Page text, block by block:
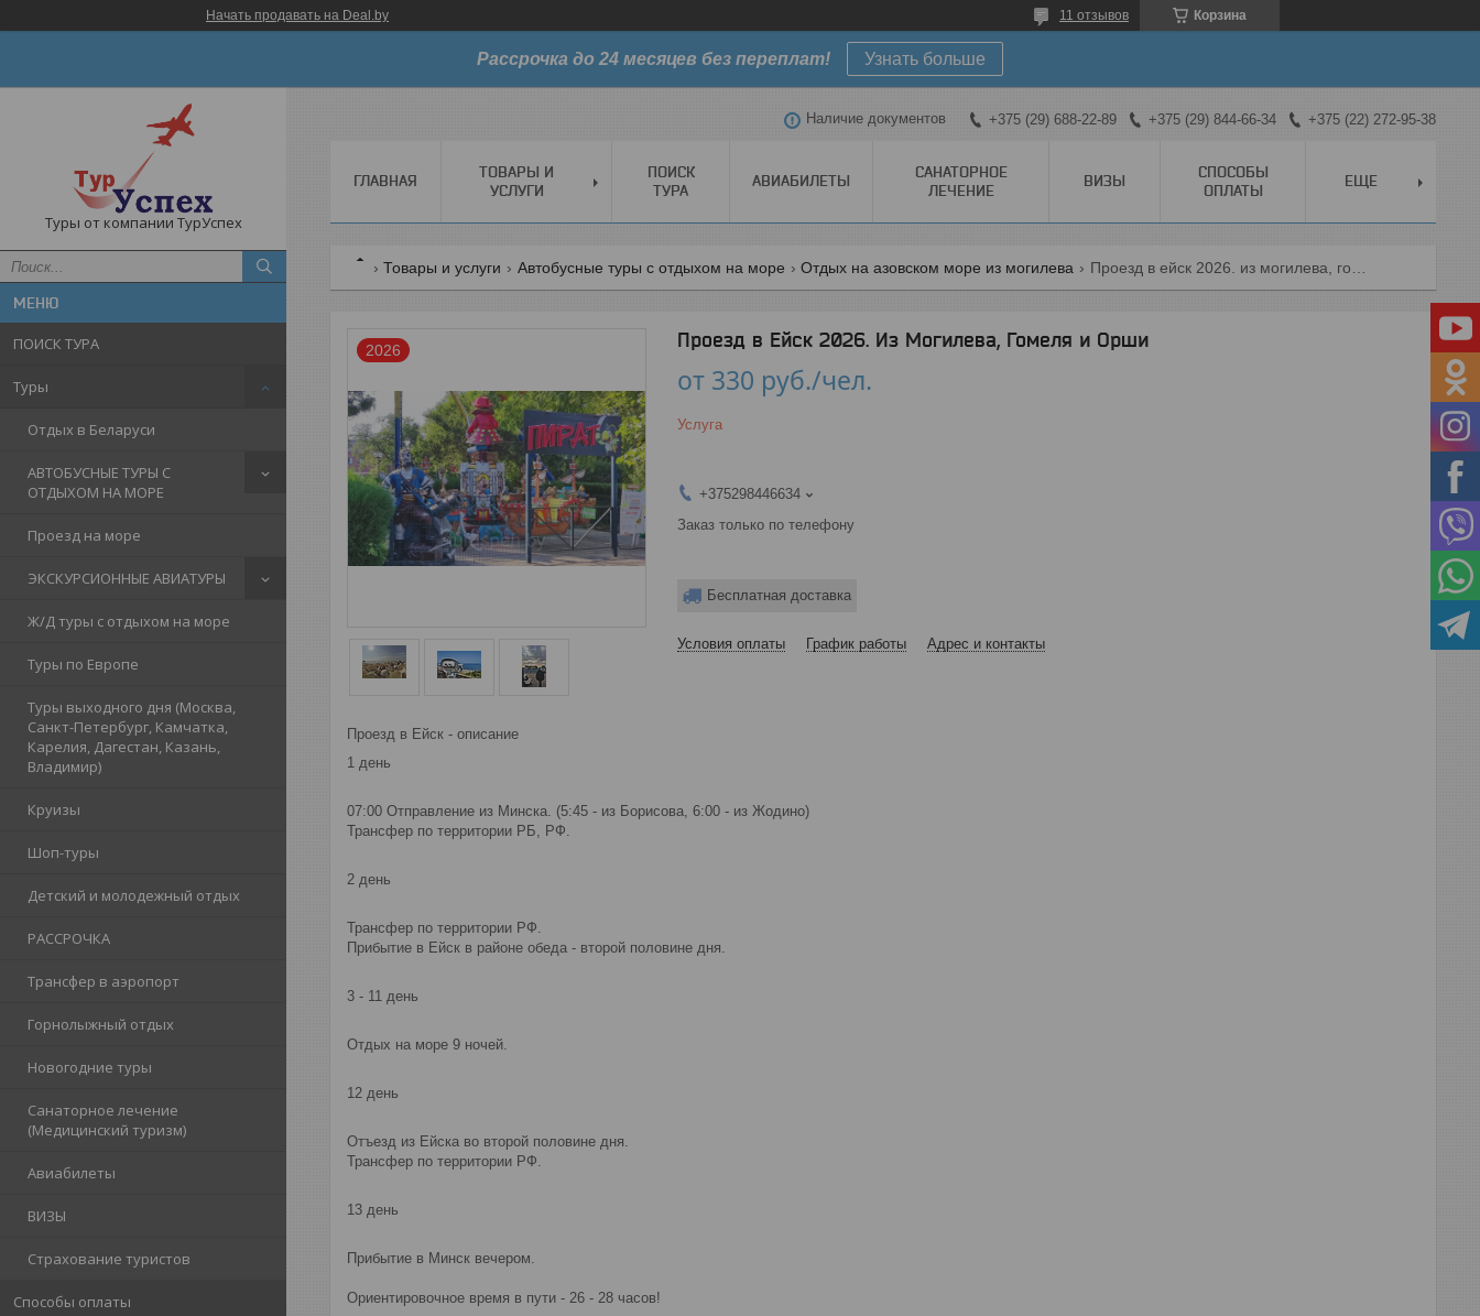
Начать продавать на Deal.by Корзина
11 отзывов
Рассрочка до 24 месяцев без переплат! Узнать больше
Туры от компании ТурУспех
ПОИСК ТУРА
Туры
Отдых в Беларуси
АВТОБУСНЫЕ ТУРЫ С
ОТДЫХОМ НА МОРЕ
Проезд на море
ЭКСКУРСИОННЫЕ АВИАТУРЫ
Ж/Д туры с отдыхом на море
Туры по Европе
Туры выходного дня (Москва,
Санкт-Петербург, Камчатка,
Карелия, Дагестан, Казань,
Владимир)
Круизы
Шоп-туры
Детский и молодежный отдых
РАССРОЧКА
Трансфер в аэропорт
Горнолыжный отдых
Новогодние туры
Санаторное лечение
(Медицинский туризм)
Авиабилеты
ВИЗЫ
Страхование туристов
Способы оплаты
Наличие документов +375 (29) 688-22-89 +375 (29) 844-66-34 +375 (22) 272-95-38
ГЛАВНАЯ
ТОВАРЫ И
УСЛУГИ
ПОИСК
ТУРА
АВИАБИЛЕТЫ
САНАТОРНОЕ
ЛЕЧЕНИЕ
ВИЗЫ
СПОСОБЫ
ОПЛАТЫ
ЕЩЕ
Товары и услуги Автобусные туры с отдыхом на море Отдых на азовском море из могилева
2026 Проезд в Ейск 2026. Из Могилева, Гомеля и Орши
от 330 руб./чел.
Услуга
+375298446634
Заказ только по телефону
Бесплатная доставка
Условия оплаты График работы Адрес и контакты
Проезд в Ейск - описание
1 день
07:00 Отправление из Минска. (5:45 - из Борисова, 6:00 - из Жодино)
Трансфер по территории РБ, РФ.
2 день
Трансфер по территории РФ.
Прибытие в Ейск в районе обеда - второй половине дня.
3 - 11 день
Отдых на море 9 ночей.
12 день
Отъезд из Ейска во второй половине дня.
Трансфер по территории РФ.
13 день
Прибытие в Минск вечером.
Ориентировочное время в пути - 26 - 28 часов!